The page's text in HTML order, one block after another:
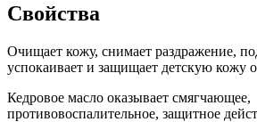
Свойства
Очищает кожу, снимает раздражение,
успокаивает и защищает детскую кожу
Кедровое масло оказывает смягчающее,
противовоспалительное, защитное